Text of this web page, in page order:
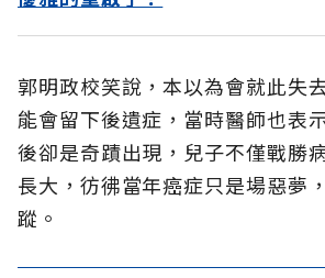
郭明政校笑說，本以為會就此失
能會留下後遺症，當時醫師也表
後卻是奇蹟出現，兒子不僅戰勝
長大，彷彿當年癌症只是場惡夢
蹤。